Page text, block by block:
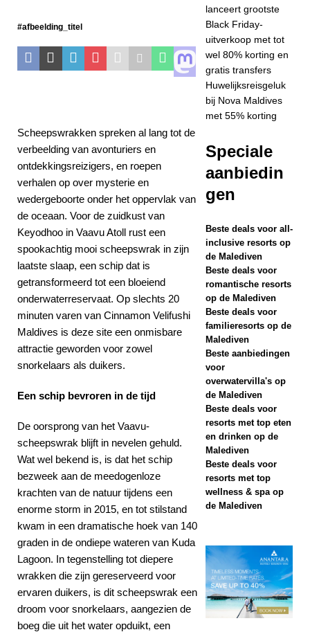
Vakkaru Maldives
S EN RESORTS
[ 21 november
2025 ]
Friday-aanbieding
2025
SPECIALE
AANBIEDINGEN
[ 17 november
Hotels & Resorts
met tot wel 80%
korting en gratis
transfers
SPECIALE
AANBIEDINGEN
[ 13 november
Huwelijksreisgeluk
#afbeelding_titel
Scheepswrakken spreken al lang tot de
verbeelding van avonturiers en
ontdekkingsreizigers, en roepen
verhalen op over mysterie en
wedergeboorte onder het oppervlak van
de oceaan. Voor de zuidkust van
Keyodhoo in Vaavu Atoll rust een
spookachtig mooi scheepswrak in zijn
laatste slaap, een schip dat is
getransformeerd tot een bloeiend
onderwaterreservaat. Op slechts 20
minuten varen van Cinnamon Velifushi
Maldives is deze site een onmisbare
attractie geworden voor zowel
snorkelaars als duikers.
Een schip bevroren in de tijd
De oorsprong van het Vaavu-
scheepswrak blijft in nevelen gehuld.
Wat wel bekend is, is dat het schip
bezweek aan de meedogenloze
krachten van de natuur tijdens een
enorme storm in 2015, en tot stilstand
kwam in een dramatische hoek van 140
graden in de ondiepe wateren van Kuda
Lagoon. In tegenstelling tot diepere
wrakken die zijn gereserveerd voor
ervaren duikers, is dit scheepswrak een
droom voor snorkelaars, aangezien de
boeg die uit het water opduikt, een
lanceert grootste
Black Friday-
uitverkoop met tot
wel 80% korting en
gratis transfers
Huwelijksreisgeluk
bij Nova Maldives
met 55% korting
Speciale
aanbiedin
gen
Beste deals voor all-
inclusive resorts op
de Malediven
Beste deals voor
romantische resorts
op de Malediven
Beste deals voor
familieresorts op de
Malediven
Beste aanbiedingen
voor
overwatervilla's op
de Malediven
Beste deals voor
resorts met top eten
en drinken op de
Malediven
Beste deals voor
resorts met top
wellness & spa op
de Malediven